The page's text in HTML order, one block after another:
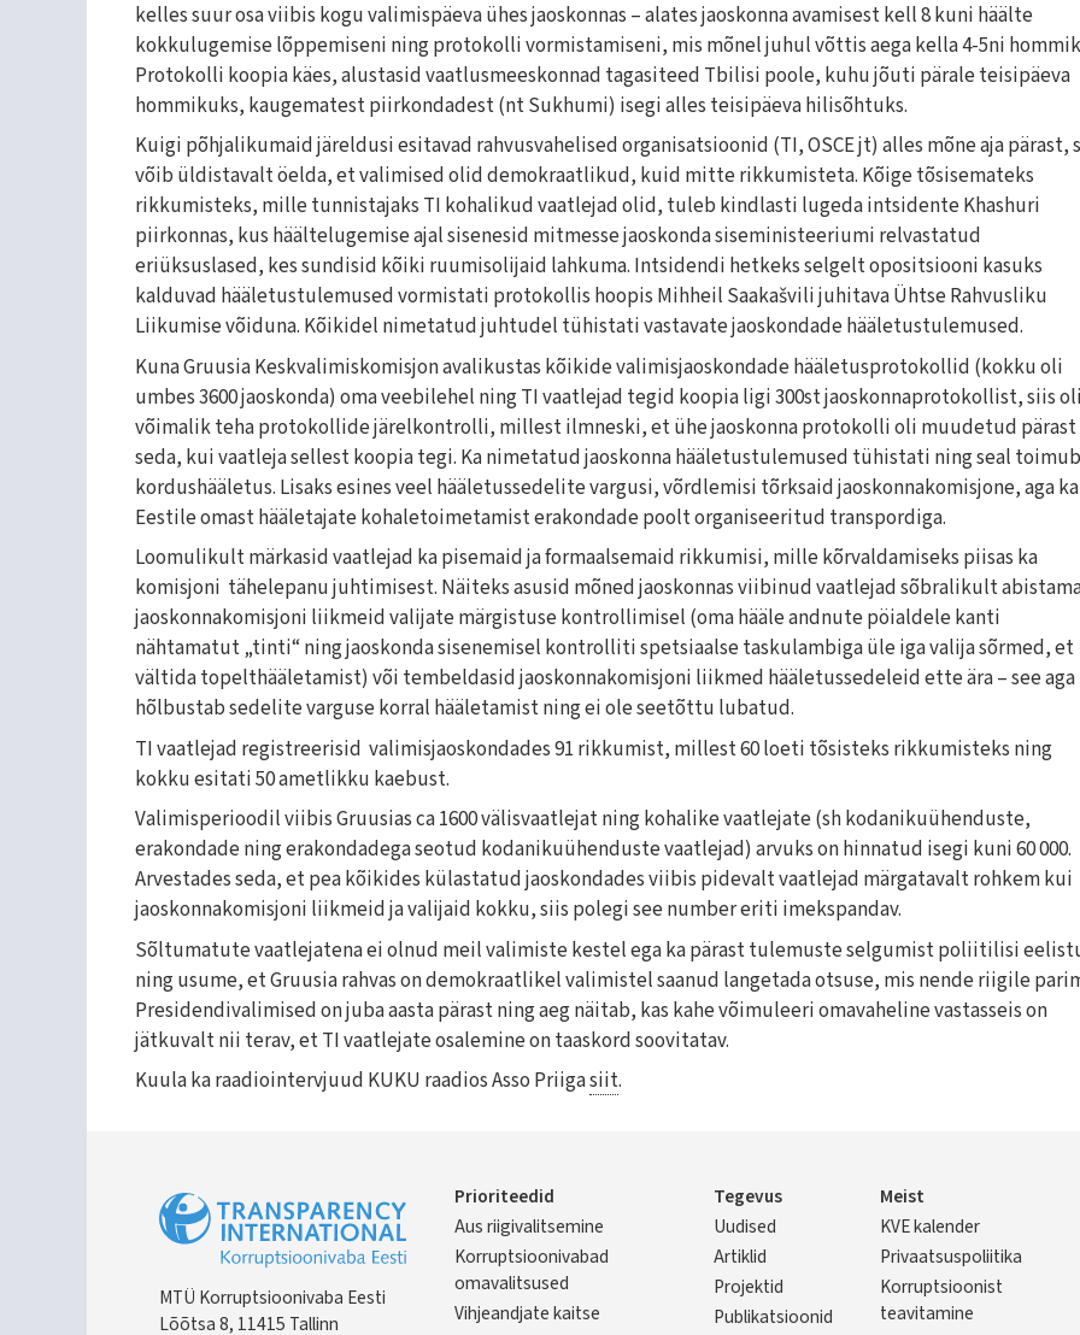
kelles suur osa viibis kogu valimispäeva ühes jaoskonnas – alates jaoskonna avamisest kell 8 kuni häälte
kokkulugemise lõppemiseni ning protokolli vormistamiseni, mis mõnel juhul võttis aega kella 4-5ni
Protokolli koopia käes, alustasid vaatlusmeeskonnad tagasiteed Tbilisi poole, kuhu jõuti pärale teisipäeva
hommikuks, kaugematest piirkondadest (nt Sukhumi) isegi alles teisipäeva hilisõhtuks.
Kuigi põhjalikumaid järeldusi esitavad rahvusvahelised organisatsioonid (TI, OSCE jt) alles mõne aja pärast,
võib üldistavalt öelda, et valimised olid demokraatlikud, kuid mitte rikkumisteta. Kõige tõsisemateks
rikkumisteks, mille tunnistajaks TI kohalikud vaatlejad olid, tuleb kindlasti lugeda intsidente Khashuri
piirkonnas, kus häältelugemise ajal sisenesid mitmesse jaoskonda siseministeeriumi relvastatud
eriüksuslased, kes sundisid kõiki ruumisolijaid lahkuma. Intsidendi hetkeks selgelt opositsiooni kasuks
kalduvad hääletustulemused vormistati protokollis hoopis Mihheil Saakašvili juhitava Ühtse Rahvusliku
Liikumise võiduna. Kõikidel nimetatud juhtudel tühistati vastavate jaoskondade hääletustulemused.
Kuna Gruusia Keskvalimiskomisjon avalikustas kõikide valimisjaoskondade hääletusprotokollid (kokku oli
umbes 3600 jaoskonda) oma veebilehel ning TI vaatlejad tegid koopia ligi 300st jaoskonnaprotokollist, siis oli
võimalik teha protokollide järelkontrolli, millest ilmneski, et ühe jaoskonna protokolli oli muudetud pärast
seda, kui vaatleja sellest koopia tegi. Ka nimetatud jaoskonna hääletustulemused tühistati ning seal toimub
kordushääletus. Lisaks esines veel hääletussedelite vargusi, võrdlemisi tõrksaid jaoskonnakomisjone, aga ka
Eestile omast hääletajate kohaletoimetamist erakondade poolt organiseeritud transpordiga.
Loomulikult märkasid vaatlejad ka pisemaid ja formaalsemaid rikkumisi, mille kõrvaldamiseks piisas ka
komisjoni tähelepanu juhtimisest. Näiteks asusid mõned jaoskonnas viibinud vaatlejad sõbralikult
jaoskonnakomisjoni liikmeid valijate märgistuse kontrollimisel (oma hääle andnute pöialdele kanti
nähtamatut „tinti“ ning jaoskonda sisenemisel kontrolliti spetsiaalse taskulambiga üle iga valija sõrmed, et
vältida topelthääletamist) või tembeldasid jaoskonnakomisjoni liikmed hääletussedeleid ette ära – see aga
hõlbustab sedelite varguse korral hääletamist ning ei ole seetõttu lubatud.
TI vaatlejad registreerisid valimisjaoskondades 91 rikkumist, millest 60 loeti tõsisteks rikkumisteks ning
kokku esitati 50 ametlikku kaebust.
Valimisperioodil viibis Gruusias ca 1600 välisvaatlejat ning kohalike vaatlejate (sh kodanikuühenduste,
erakondade ning erakondadega seotud kodanikuühenduste vaatlejad) arvuks on hinnatud isegi kuni 60 000.
Arvestades seda, et pea kõikides külastatud jaoskondades viibis pidevalt vaatlejad märgatavalt rohkem kui
jaoskonnakomisjoni liikmeid ja valijaid kokku, siis polegi see number eriti imekspandav.
Sõltumatute vaatlejatena ei olnud meil valimiste kestel ega ka pärast tulemuste selgumist poliitilisi
ning usume, et Gruusia rahvas on demokraatlikel valimistel saanud langetada otsuse, mis nende riigile
Presidendivalimised on juba aasta pärast ning aeg näitab, kas kahe võimuleeri omavaheline vastasseis on
jätkuvalt nii terav, et TI vaatlejate osalemine on taaskord soovitatav.
Kuula ka raadiointervjuud KUKU raadios Asso Priigasiit.
MTÜ Korruptsioonivaba Eesti
Lõõtsa 8, 11415 Tallinn
Footer
Prioriteedid
Aus riigivalitsemine
Korruptsioonivabad
omavalitsused
Vihjeandjate kaitse
Tegevus
Uudised
Artiklid
Projektid
Publikatsioonid
Meist
KVE kalender
Privaatsuspoliitika
Korruptsioonist
teavitamine